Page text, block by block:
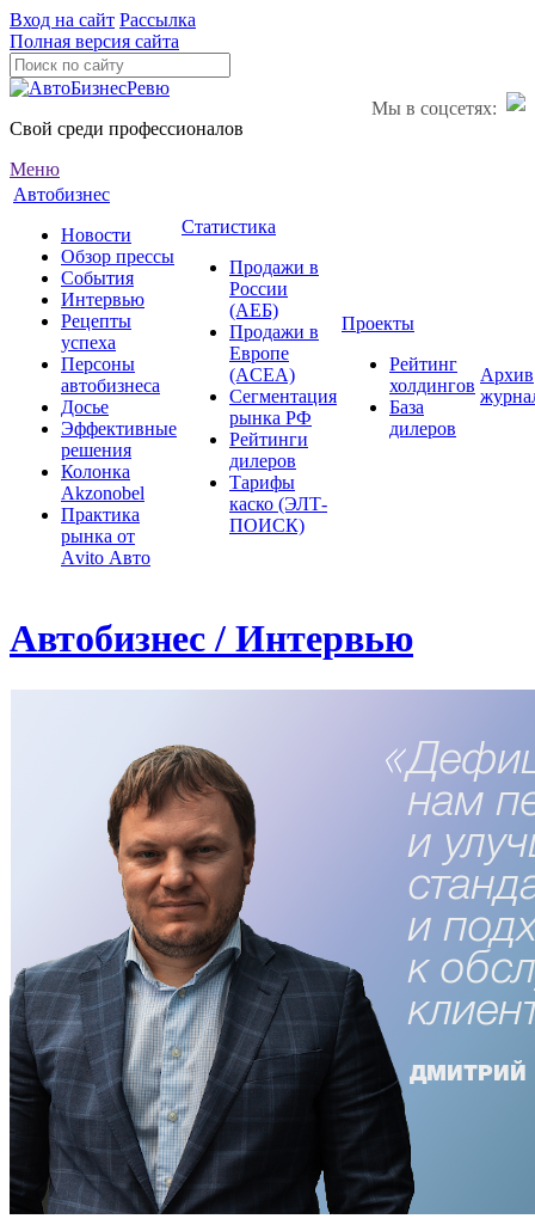
Вход на сайт Рассылка
Полная версия сайта
Мы в соцсетях:
Свой среди профессионалов
Меню
Автобизнес
Новости
Обзор прессы
События
Интервью
Рецепты
успеха
Персоны
автобизнеса
Досье
Эффективные
решения
Колонка
Akzonobel
Практика
рынка от
Аvito Авто
Статистика
Продажи в
России
(АЕБ)
Продажи в
Европе
(ACEA)
Сегментация
рынка РФ
Рейтинги
дилеров
Тарифы
каско (ЭЛТ-
ПОИСК)
Проекты
Рейтинг
холдингов
База
дилеров
Архив
Автобизнес / Интервью